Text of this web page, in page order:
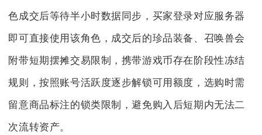
色成交后等待半小时数据同步，买家登录对应服务器
即可直接使用该角色，成交后的珍品装备、召唤兽会
附带短期摆摊交易限制，携带游戏币存在阶段性冻结
规则，按照账号活跃度逐步解锁可用额度，选购时需
留意商品标注的锁类限制，避免购入后短期内无法二
次流转资产。